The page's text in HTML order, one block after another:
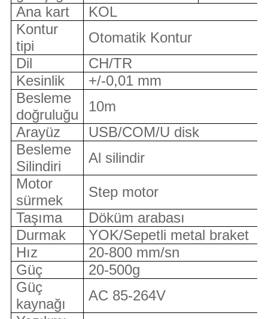
Ana kart
KOL
Kontur
tipi
Otomatik Kontur
Dil
CH/TR
Kesinlik
+/-0,01 mm
Besleme
doğruluğu
10m
Arayüz
USB/COM/U disk
Besleme
Silindiri
Al silindir
Motor
sürmek
Step motor
Taşıma
Döküm arabası
Durmak
YOK/Sepetli metal braket
Hız
20-800 mm/sn
Güç
20-500g
Güç
kaynağı
AC 85-264V